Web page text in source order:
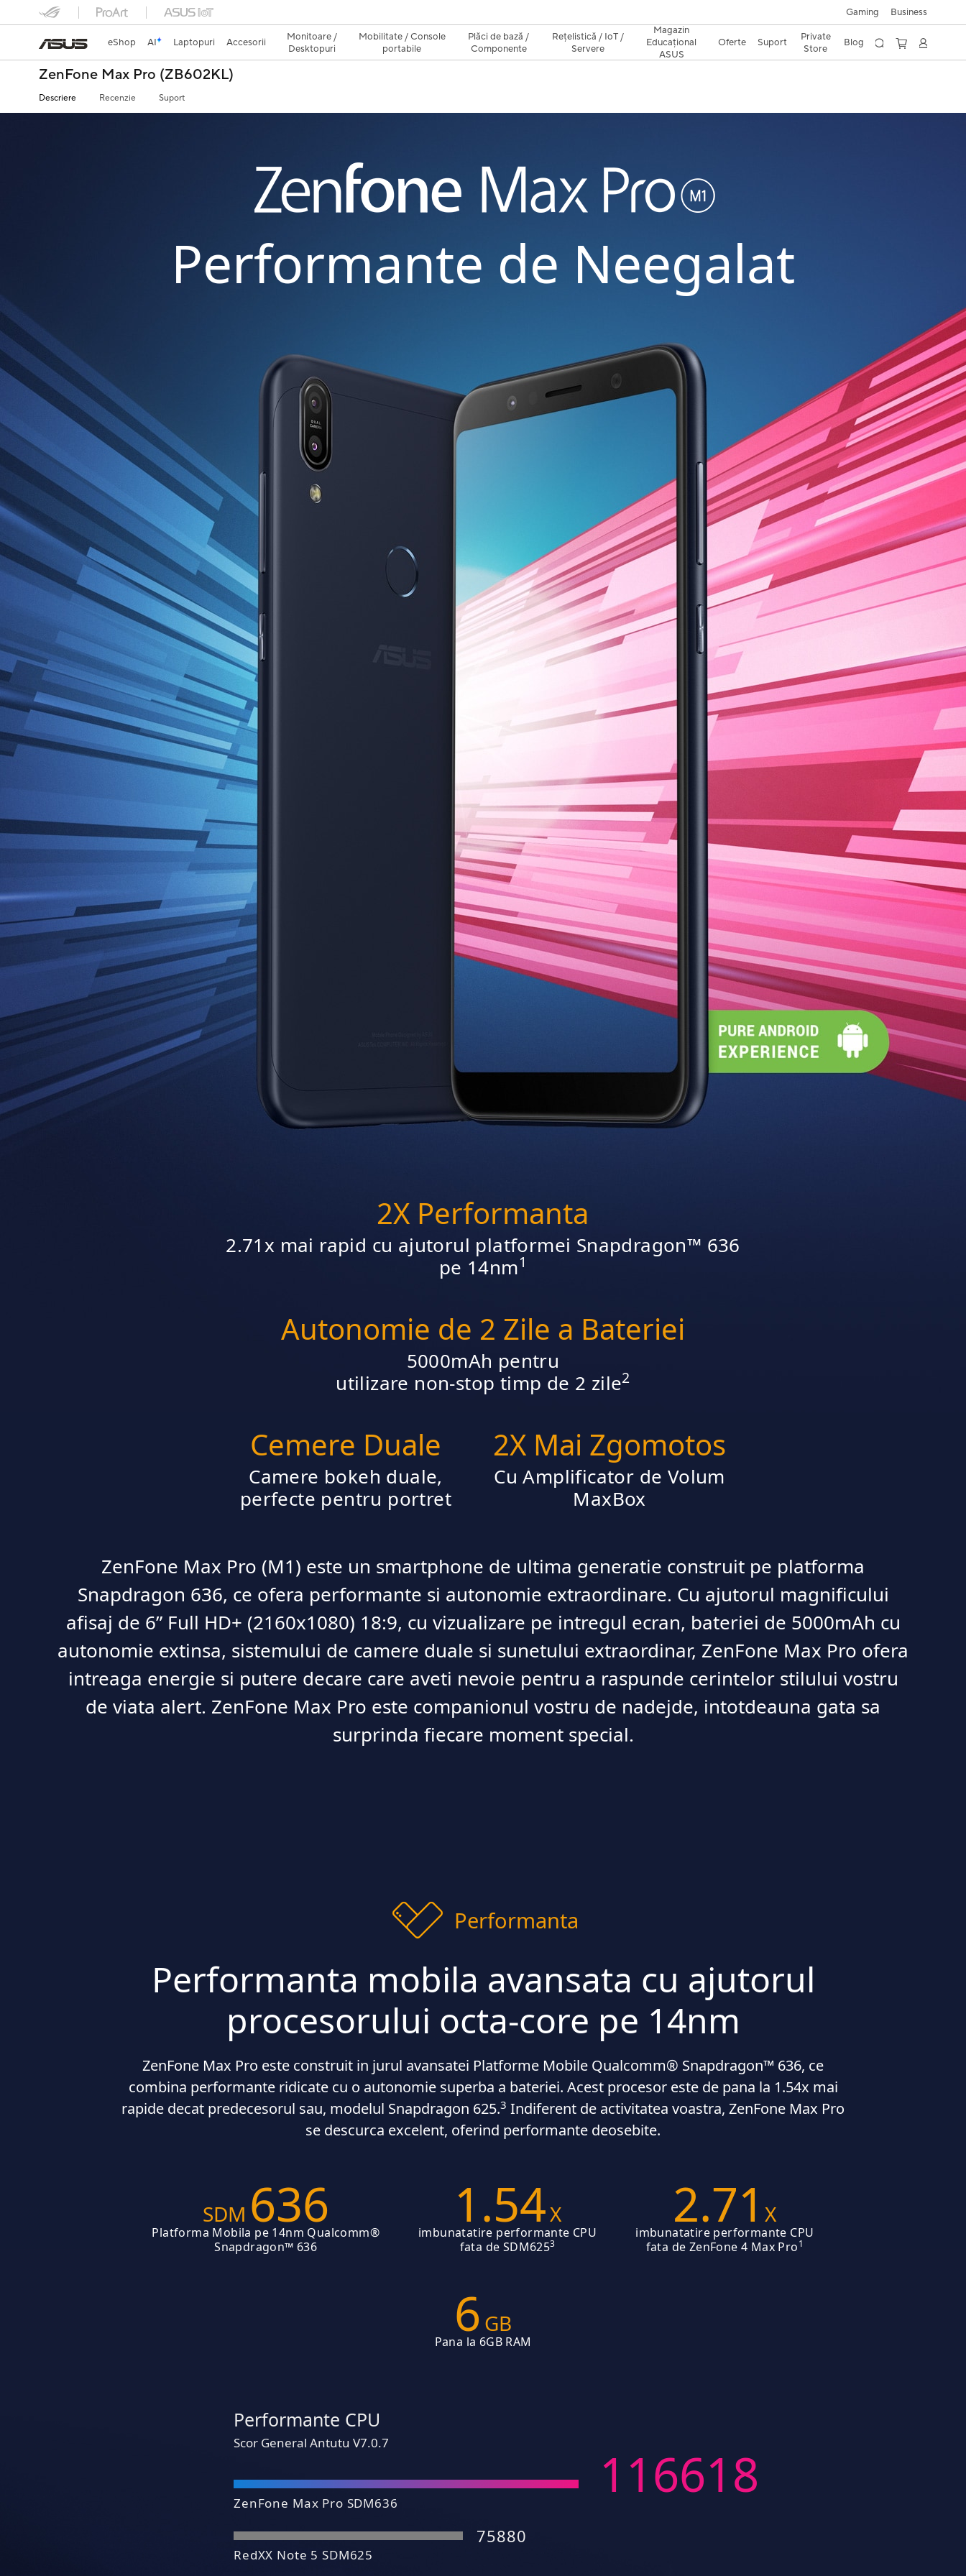
Gaming Business
eShop AI Laptopuri Accesorii
Monitoare /
Desktopuri
Mobilitate / Console
portabile
Plăci de bază /
Componente
Rețelistică / IoT /
Servere
Magazin
Educațional
ASUS
Oferte Suport
Private
Store
Blog
ZenFone Max Pro (ZB602KL)
Descriere Recenzie Suport
Performante de Neegalat
2X Performanta
2.71x mai rapid cu ajutorul platformei Snapdragon™ 636
pe 14nm1
Autonomie de 2 Zile a Bateriei
5000mAh pentru
utilizare non-stop timp de 2 zile2
Cemere Duale
Camere bokeh duale,
perfecte pentru portret
2X Mai Zgomotos
Cu Amplificator de Volum
MaxBox
ZenFone Max Pro (M1) este un smartphone de ultima generatie construit pe platforma
Snapdragon 636, ce ofera performante si autonomie extraordinare. Cu ajutorul magnificului
afisaj de 6” Full HD+ (2160x1080) 18:9, cu vizualizare pe intregul ecran, bateriei de 5000mAh cu
autonomie extinsa, sistemului de camere duale si sunetului extraordinar, ZenFone Max Pro ofera
intreaga energie si putere decare care aveti nevoie pentru a raspunde cerintelor stilului vostru
de viata alert. ZenFone Max Pro este companionul vostru de nadejde, intotdeauna gata sa
surprinda fiecare moment special.
Performanta
Performanta mobila avansata cu ajutorul
procesorului octa-core pe 14nm
ZenFone Max Pro este construit in jurul avansatei Platforme Mobile Qualcomm® Snapdragon™ 636, ce
combina performante ridicate cu o autonomie superba a bateriei. Acest procesor este de pana la 1.54x mai
rapide decat predecesorul sau, modelul Snapdragon 625.3 Indiferent de activitatea voastra, ZenFone Max Pro
se descurca excelent, oferind performante deosebite.
SDM 636
Platforma Mobila pe 14nm Qualcomm®
Snapdragon™ 636
1.54X
imbunatatire performante CPU
fata de SDM6253
2.71X
imbunatatire performante CPU
fata de ZenFone 4 Max Pro1
6 GB
Pana la 6GB RAM
Performante CPU
Scor General Antutu V7.0.7
ZenFone Max Pro SDM636
75880
RedXX Note 5 SDM625
116618